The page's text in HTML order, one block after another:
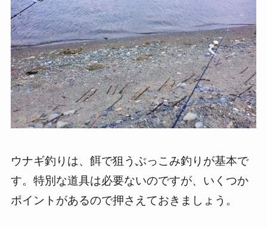
ウナギ釣りは、餌で狙うぶっこみ釣りが基本で
す。特別な道具は必要ないのですが、いくつか
ポイントがあるので押さえておきましょう。